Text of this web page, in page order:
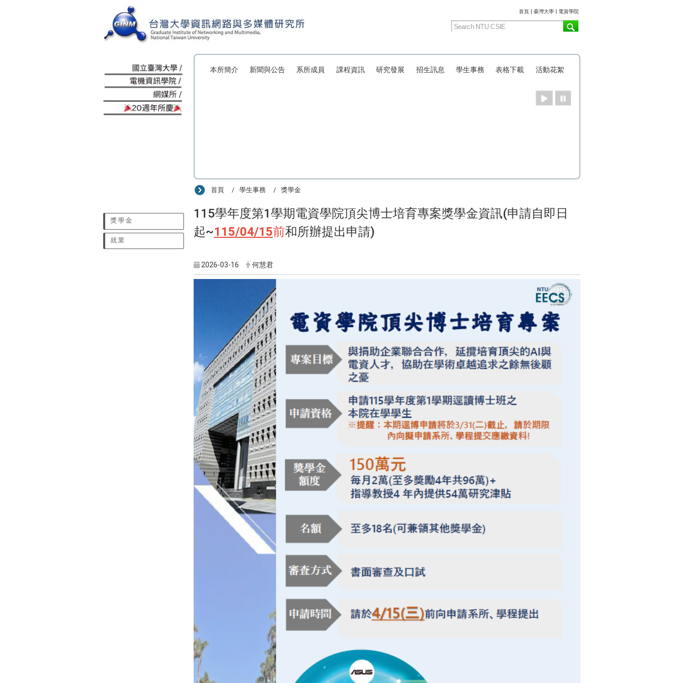
首頁| 臺灣大學| 電資學院
本所簡介 新聞與公告 系所成員 課程資訊 研究發展 招生訊息 學生事務 表格下載 活動花絮
獎學金
就業
首頁 學生事務 獎學金
115學年度第1學期電資學院頂尖博士培育專案獎學金資訊(申請自即日
起~115/04/15前和所辦提出申請)
2026-03-16 何慧君